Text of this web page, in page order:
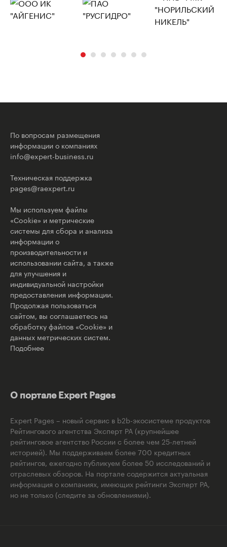
По вопросам размещения
информации о компаниях
info@expert-business.ru
Техническая поддержка
pages@raexpert.ru
Мы используем файлы
«Cookie» и метрические
системы для сбора и анализа
информации о
производительности и
использовании сайта, а также
для улучшения и
индивидуальной настройки
предоставления информации.
Продолжая пользоваться
сайтом, вы соглашаетесь на
обработку файлов «Cookie» и
данных метрических систем.
Подобнее
О портале Expert Pages
Expert Pages – новый сервис в b2b-экосистеме продуктов
Рейтингового агентства Эксперт РА (крупнейшее
рейтинговое агентство России с более чем 25-летней
историей). Мы поддерживаем более 700 кредитных
рейтингов, ежегодно публикуем более 50 исследований и
отраслевых обзоров. На портале содержится актуальная
информация о компаниях, имеющих рейтинги Эксперт РА,
но не только (следите за обновлениями).